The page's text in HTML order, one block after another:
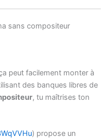
sans compositeur
peut facilement monter à
des banques libres de
, tu maîtrises ton
) propose un